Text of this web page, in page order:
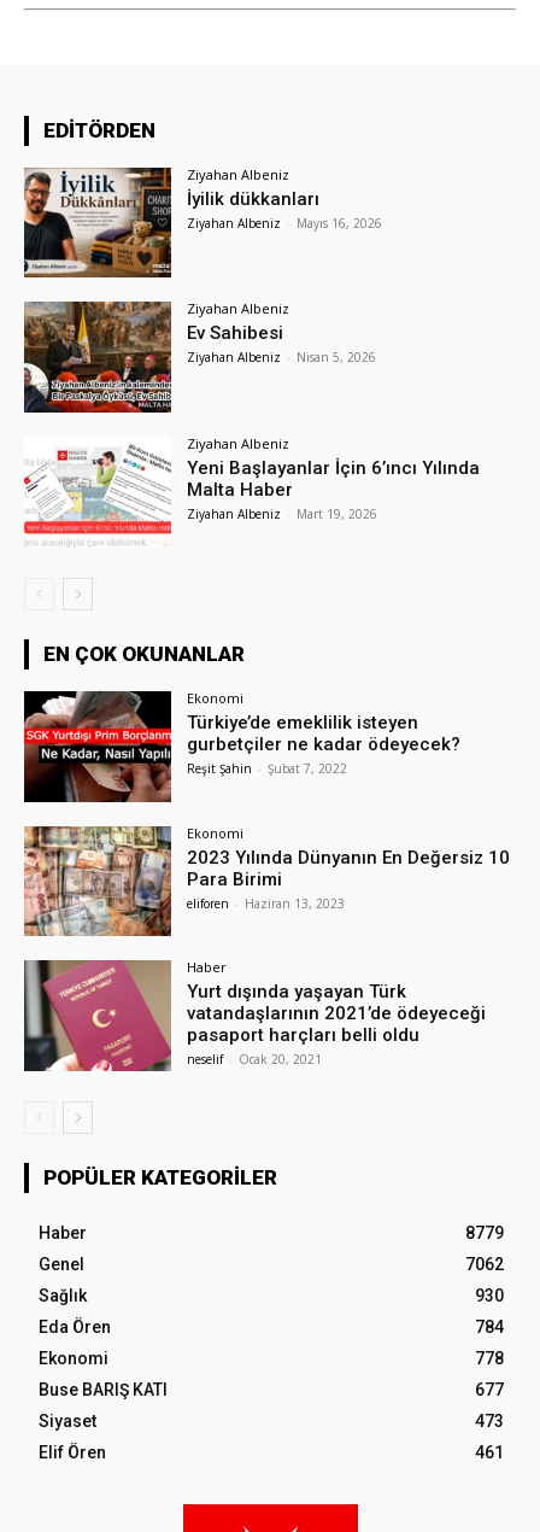
EDİTÖRDEN
Ziyahan Albeniz
İyilik dükkanları
Ziyahan Albeniz - Mayıs 16, 2026
Ziyahan Albeniz
Ev Sahibesi
Ziyahan Albeniz - Nisan 5, 2026
Ziyahan Albeniz
Yeni Başlayanlar İçin 6’ıncı Yılında
Malta Haber
Ziyahan Albeniz - Mart 19, 2026
EN ÇOK OKUNANLAR
Ekonomi
Türkiye’de emeklilik isteyen
gurbetçiler ne kadar ödeyecek?
Reşit Şahin - Şubat 7, 2022
Ekonomi
2023 Yılında Dünyanın En Değersiz 10
Para Birimi
eliforen - Haziran 13, 2023
Haber
Yurt dışında yaşayan Türk
vatandaşlarının 2021’de ödeyeceği
pasaport harçları belli oldu
neselif - Ocak 20, 2021
POPÜLER KATEGORILER
Haber
8779
Genel
7062
Sağlık
930
Eda Ören
784
Ekonomi
778
Buse BARIŞ KATI
677
Siyaset
473
Elif Ören
461